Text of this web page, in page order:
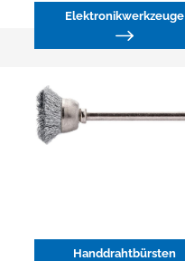
Elektronikwerkzeuge
Handdrahtbürsten